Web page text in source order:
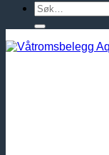
Søk
etter: